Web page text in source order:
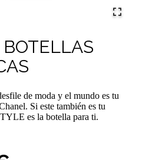
de moda y el mundo es tu
Si este también es tu
es la botella para ti.